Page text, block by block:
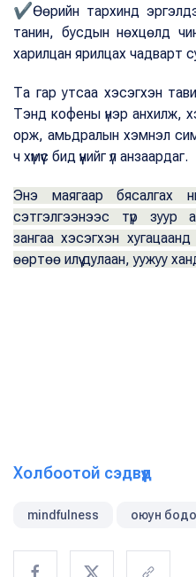
✔Өөрийн тархинд
танин, бусдын нөхцөлд
харилцан ярилцах чадварт
Та гар утсаа хэсэгхэн
Тэнд кофены үнэр анхилж,
орж, амьдралын хэмнэл
ч хүмүүс бид үүнийг үл анзаардаг.
Энэ маягаар бясалгах
сэтгэлгээнээс түр зуур
зангаа хэсэгхэн
өөртөө илүү дулаан, уужуу
Холбоотой сэдвүүд
mindfulness оюун